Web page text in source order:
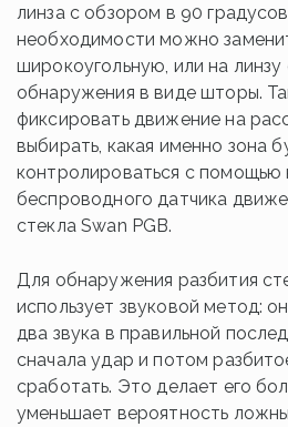
линза с обзором в 90
необходимости можно
широкоугольную, или на
обнаружения в виде шторы.
фиксировать движение на
выбирать, какая именно зона
контролироваться с помощью
беспроводного датчика
стекла Swan PGB.
Для обнаружения разбития
использует звуковой метод:
два звука в правильной
сначала удар и потом
сработать. Это делает его
уменьшает вероятность